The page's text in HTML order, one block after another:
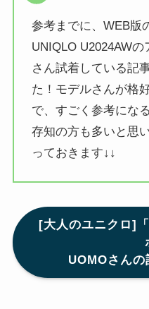
参考までに、WEB版
UNIQLO U2024AW
さん試着している記
た！モデルさんが格
で、すごく参考にな
存知の方も多いと思
っておきます↓↓
[大人のユニクロ]
UOMOさんの